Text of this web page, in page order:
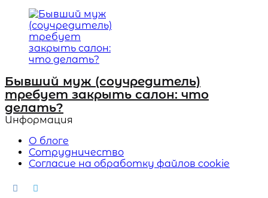
Бывший муж (соучредитель)
требует закрыть салон: что
делать?
Информация
О блоге
Сотрудничество
Согласие на обработку файлов cookie